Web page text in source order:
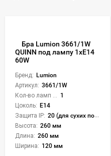
Бра Lumion 3661/1W
QUINN под лампу 1xE14
60W
Бренд: Lumion
Артикул: 3661/1W
Кол-во ламп или LED: 1
Цоколь: E14
Защита IP: 20 (для сухих пом.)
Высота: 260 мм
Длина: 260 мм
Ширина: 120 мм